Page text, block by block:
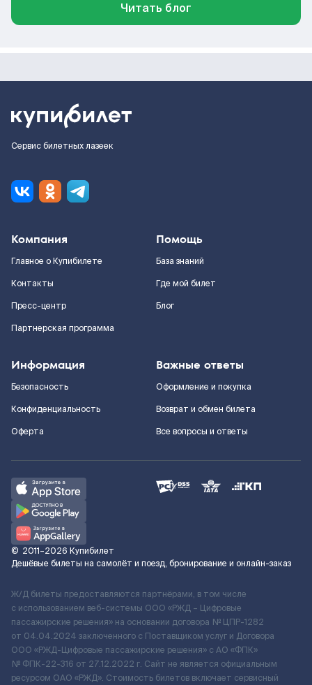
Читать блог
Сервис билетных лазеек
Компания
Главное о Купибилете
Контакты
Пресс-центр
Партнерская программа
Помощь
База знаний
Где мой билет
Блог
Информация
Безопасность
Конфиденциальность
Оферта
Важные ответы
Оформление и покупка
Возврат и обмен билета
Все вопросы и ответы
© 2011–2026 Купибилет
Дешёвые билеты на самолёт и поезд, бронирование и онлайн-заказ
Ж/Д билеты предоставляются партнёрами, в том числе
с использованием веб-системы ООО «РЖД – Цифровые
пассажирские решения» на основании договора № ЦПР-1282
от 04.04.2024 заключенного с Поставщиком услуг и Договора
ООО «РЖД-Цифровые пассажирские решения» c АО «ФПК»
№ ФПК-22-316 от 27.12.2022 г. Сайт не является официальным
ресурсом ОАО «РЖД». Стоимость билетов включает сервисный